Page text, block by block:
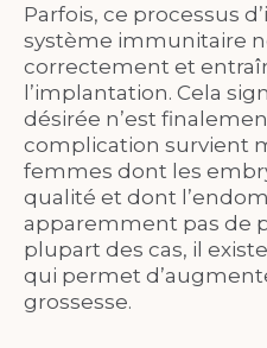
Parfois, ce processus
système immunitaire
correctement et
l’implantation. Cela
désirée n’est
complication survient
femmes dont les
qualité et dont
apparemment pas de
plupart des cas, il
qui permet
grossesse.